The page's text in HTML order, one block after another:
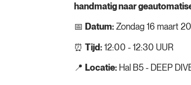
handmatig naar
📅 Datum:Zondag 16 maart
⏰ Tijd:12:00 - 12:30 UUR
📍 Locatie: Hal B5 - DEEP